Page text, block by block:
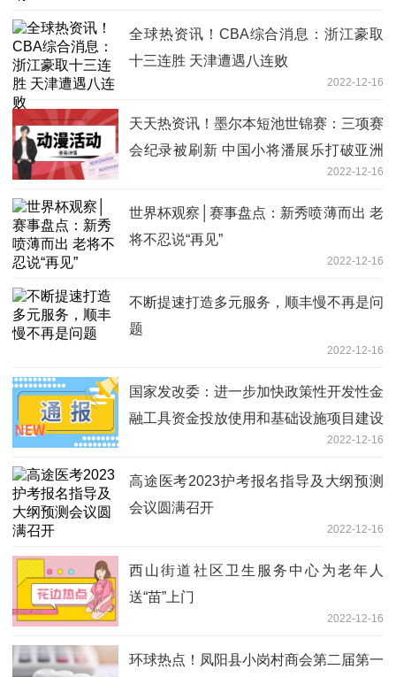
全球热资讯！CBA综合消息：浙江豪取
十三连胜 天津遭遇八连败
2022-12-16
天天热资讯！墨尔本短池世锦赛：三项赛
会纪录被刷新 中国小将潘展乐打破亚洲
2022-12-16
世界杯观察│赛事盘点：新秀喷薄而出 老
将不忍说“再见”
2022-12-16
不断提速打造多元服务，顺丰慢不再是问
题
2022-12-16
国家发改委：进一步加快政策性开发性金
融工具资金投放使用和基础设施项目建设
2022-12-16
高途医考2023护考报名指导及大纲预测
会议圆满召开
2022-12-16
西山街道社区卫生服务中心为老年人
送“苗”上门
2022-12-16
环球热点！凤阳县小岗村商会第二届第一